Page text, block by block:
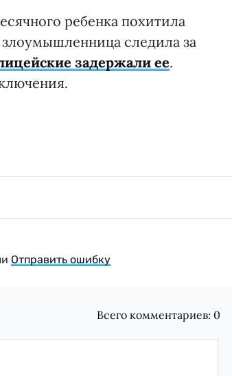
ребенка похитила
следила за
задержали ее.
Отправить ошибку
Всего комментариев: 0